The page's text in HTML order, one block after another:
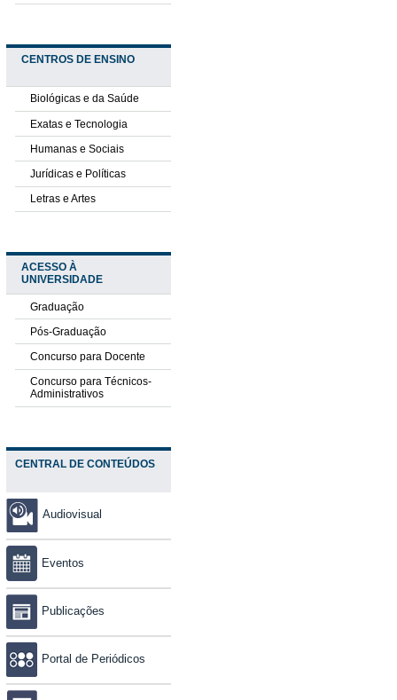
CENTROS DE ENSINO
Biológicas e da Saúde
Exatas e Tecnologia
Humanas e Sociais
Jurídicas e Políticas
Letras e Artes
ACESSO À
UNIVERSIDADE
Graduação
Pós-Graduação
Concurso para Docente
Concurso para Técnicos-
Administrativos
CENTRAL DE CONTEÚDOS
Audiovisual
Eventos
Publicações
Portal de Periódicos